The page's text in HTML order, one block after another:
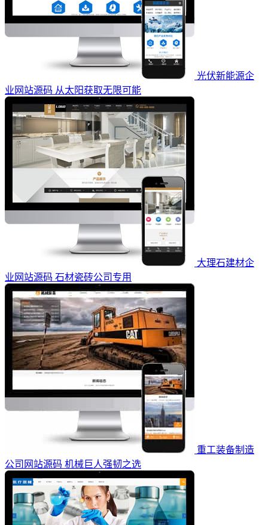
光伏新能源企
业网站源码 从太阳获取无限可能
大理石建材企
业网站源码 石材瓷砖公司专用
重工装备制造
公司网站源码 机械巨人强韧之选